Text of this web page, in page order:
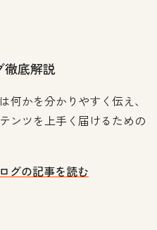
徹底解説
何かを分かりやすく伝え、
ンツを上手く届けるための
グの記事を読む